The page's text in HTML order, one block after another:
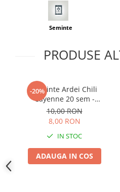
Seminte
PRODUSE
-20%
Seminte Ardei Chili
Cayenne 20 sem -
Kertimag - Ardei Iute si
Productiv
10,00 RON
8,00 RON
IN STOC
ADAUGA IN COS